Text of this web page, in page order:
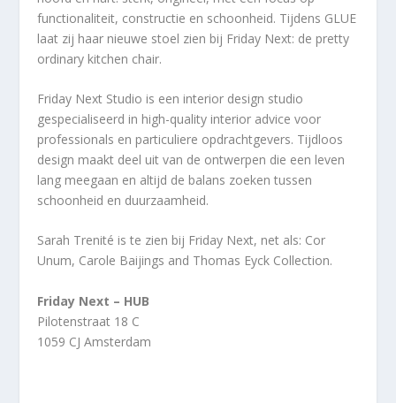
functionaliteit, constructie en schoonheid. Tijdens GLUE
laat zij haar nieuwe stoel zien bij Friday Next: de pretty
ordinary kitchen chair.
Friday Next Studio is een interior design studio
gespecialiseerd in high-quality interior advice voor
professionals en particuliere opdrachtgevers. Tijdloos
design maakt deel uit van de ontwerpen die een leven
lang meegaan en altijd de balans zoeken tussen
schoonheid en duurzaamheid.
Sarah Trenité is te zien bij Friday Next, net als: Cor
Unum, Carole Baijings and Thomas Eyck Collection.
Friday Next – HUB
Pilotenstraat 18 C
1059 CJ Amsterdam